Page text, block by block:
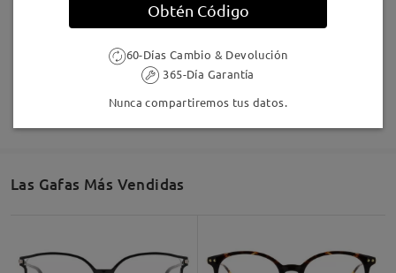
9,95 € M50444
Las Gafas Más Vendidas
Obtén Código
60-Días Cambio & Devolución
365-Día Garantía
Nunca compartiremos tus datos.